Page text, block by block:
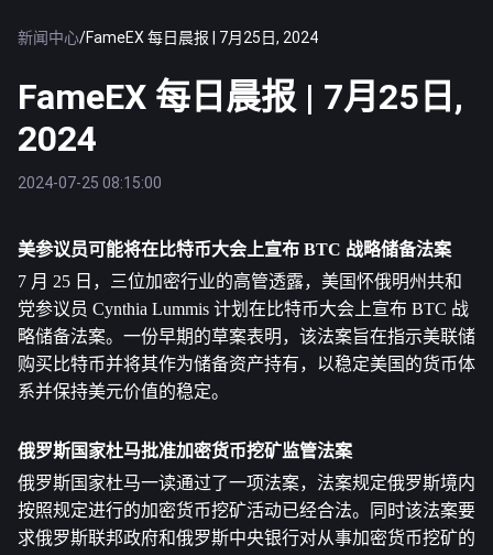
新闻中心/FameEX 每日晨报 | 7月25日, 2024
FameEX 每日晨报 | 7月25日,
2024
2024-07-25 08:15:00
美参议员可能将在 比特币大会上宣布 BTC 战略储备法案
7 月 25 日，三位加密行业的高管透露，美国怀俄明州共和
党参议员 Cynthia Lummis 计划在比特币大会上宣布 BTC 战
略储备法案。一份早期的草案表明，该法案旨在指示美联储
购买比特币并将其作为储备资产持有，以稳定美国的货币体
系并保持美元价值的稳定。
俄罗斯国家杜马批准加密货币挖矿监管法案
俄罗斯国家杜马一读通过了一项法案，法案规定俄罗斯境内
按照规定进行的加密货币挖矿活动已经合法。同时该法案要
求俄罗斯联邦政府和俄罗斯中央银行对从事加密货币挖矿的